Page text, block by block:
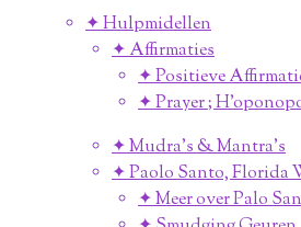
✦ Hulpmidellen
✦ Affirmaties
✦ Positieve
✦ Prayer ;
✦ Mudra's & Mantra's
✦ Paolo Santo, Florida
✦ Meer over Palo